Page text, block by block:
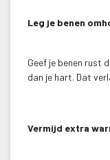
Leg je benen
Geef je benen rust
dan je hart. Dat
Vermijd extra